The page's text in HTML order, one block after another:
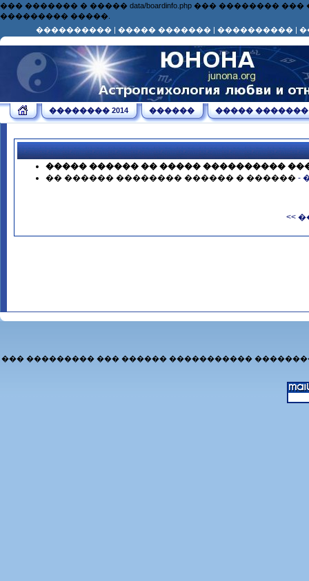
��� ������� � ����� data/boardinfo.php ���
��������� �����.
���������� | ����� ������� | ���������� |
�������� 2014 ������ ����� �������
����� ������ �� ����� ����������
�� ������ �������� ������ � ������ -
<<
��� ��������� ��� ������ �����������